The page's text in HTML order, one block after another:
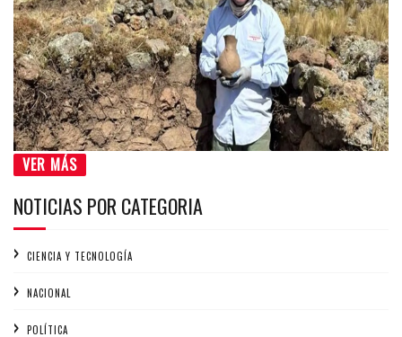
VER MÁS
NOTICIAS POR CATEGORIA
CIENCIA Y TECNOLOGÍA
NACIONAL
POLÍTICA